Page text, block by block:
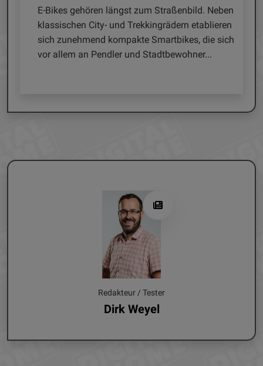
Neben
etablieren
die sich
Satellitenempfang bietet nach wie vor die
unabhängige Programmvielfalt. Um die
zahlreichen TV- und Radioprogramme aus
All empfangen zu können, ist eine nach
Redakteur / Tester
Dirk Weyel